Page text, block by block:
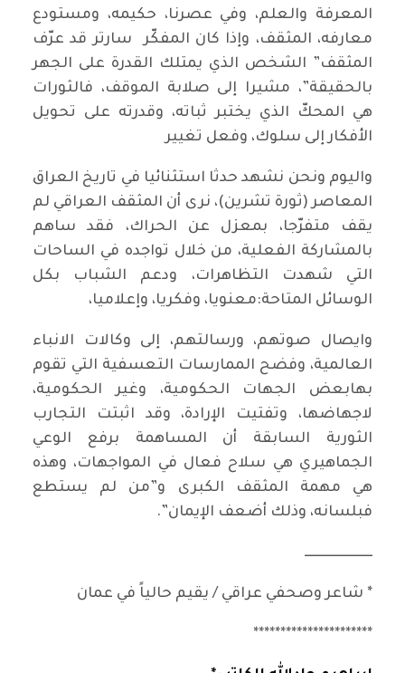
المعرفة والعلم، وفي عصرنا، حكيمه، ومستودع
معارفه، المثقف، وإذا كان المفكّر سارتر قد عرّف
المثقف” الشخص الذي يمتلك القدرة على الجهر
بالحقيقة”، مشيرا إلى صلابة الموقف، فالثورات
هي المحكّ الذي يختبر ثباته، وقدرته على تحويل
الأفكار إلى سلوك، وفعل تغيير
واليوم ونحن نشهد حدثا استثنائيا في تاريخ العراق
المعاصر (ثورة تشرين)، نرى أن المثقف العراقي لم
يقف متفرّجا، بمعزل عن الحراك، فقد ساهم
بالمشاركة الفعلية، من خلال تواجده في الساحات
التي شهدت التظاهرات، ودعم الشباب بكل
الوسائل المتاحة:معنويا، وفكريا، وإعلاميا،
وايصال صوتهم، ورسالتهم، إلى وكالات الانباء
العالمية، وفضح الممارسات التعسفية التي تقوم
بهابعض الجهات الحكومية، وغير الحكومية،
لاجهاضها، وتفتيت الإرادة، وقد اثبتت التجارب
الثورية السابقة أن المساهمة برفع الوعي
الجماهيري هي سلاح فعال في المواجهات، وهذه
هي مهمة المثقف الكبرى و”من لم يستطع
فبلسانه، وذلك أضعف الإيمان”.
ـــــــــــــــــــــــــ
* شاعر وصحفي عراقي / يقيم حالياً في عمان
**********************